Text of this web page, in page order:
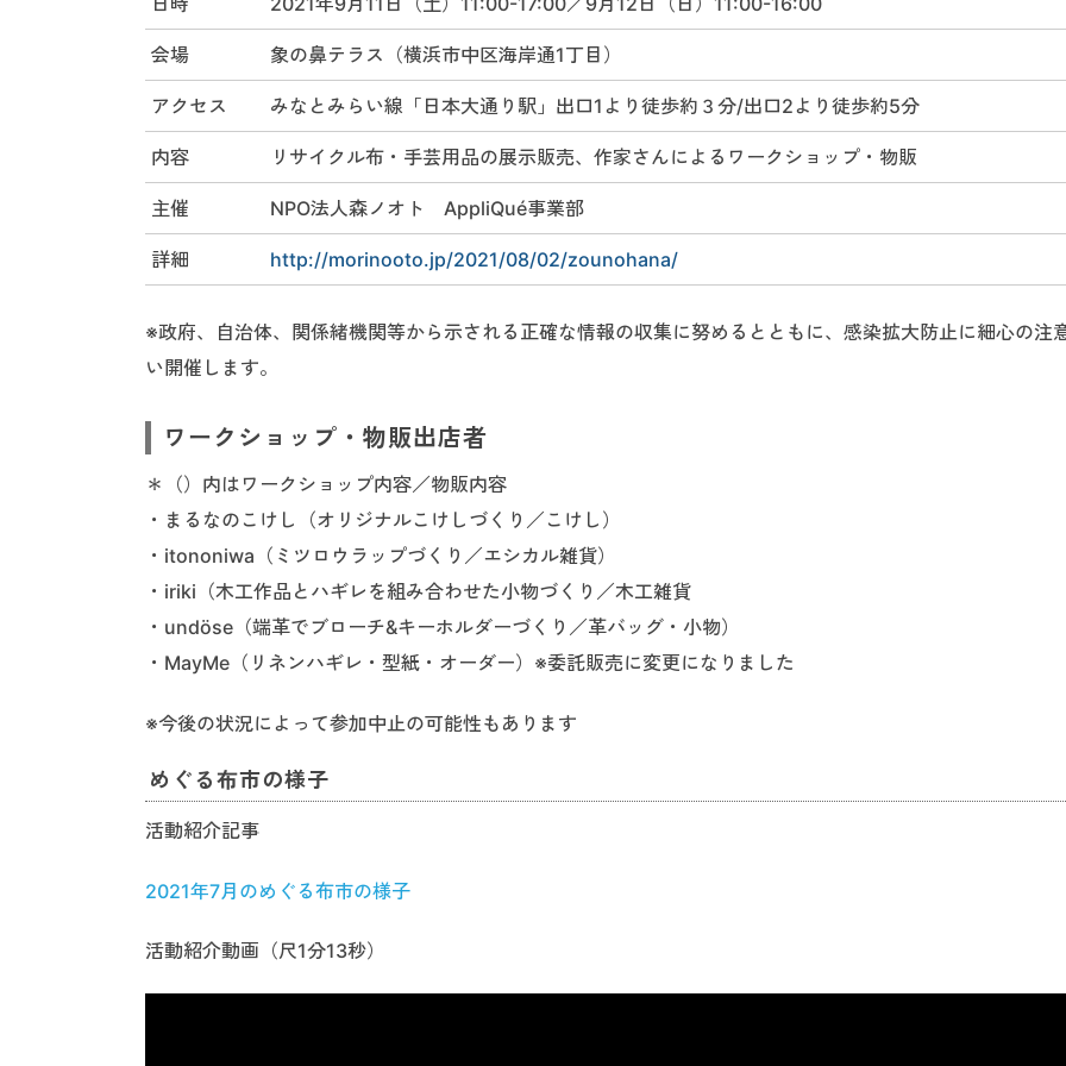
会場 象の鼻テラス（横浜市中区海岸通1丁目）
アクセス みなとみらい線「日本大通り駅」出口1より徒歩約３分/出口2より徒歩約5分
内容 リサイクル布・手芸用品の展示販売、作家さんによるワークショップ・物販
主催 NPO法人森ノオト AppliQué事業部
詳細 http://morinooto.jp/2021/08/02/zounohana/
※政府、自治体、関係緒機関等から示される正確な情報の収集に努めるとともに、感染拡大防止に細心の注
い開催します。
ワークショップ・物販出店者
＊（）内はワークショップ内容／物販内容
・まるなのこけし（オリジナルこけしづくり／こけし）
・itononiwa（ミツロウラップづくり／エシカル雑貨）
・iriki（木工作品とハギレを組み合わせた小物づくり／木工雑貨
・undöse（端革でブローチ&キーホルダーづくり／革バッグ・小物）
・MayMe（リネンハギレ・型紙・オーダー）※委託販売に変更になりました
※今後の状況によって参加中止の可能性もあります
めぐる布市の様子
活動紹介記事
2021年7月のめぐる布市の様子
活動紹介動画（尺1分13秒）